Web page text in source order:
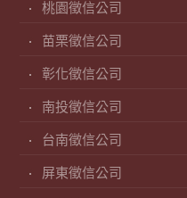
桃園徵信公司
苗栗徵信公司
彰化徵信公司
南投徵信公司
台南徵信公司
屏東徵信公司